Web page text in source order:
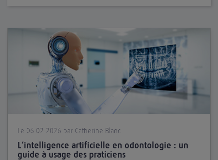
Le 06.02.2026 par Catherine Blanc
L’intelligence artificielle en odontologie : un
guide à usage des praticiens